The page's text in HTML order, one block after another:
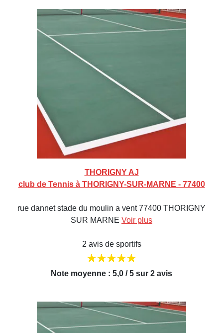
THORIGNY AJ
club de Tennis à THORIGNY-SUR-MARNE - 77400
rue dannet stade du moulin a vent 77400 THORIGNY
SUR MARNE Voir plus
2 avis de sportifs
Note moyenne : 5,0 / 5 sur 2 avis